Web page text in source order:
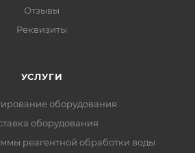
Отзывы
Реквизиты
УСЛУГИ
оборудования
оборудования
реагентной обработки воды